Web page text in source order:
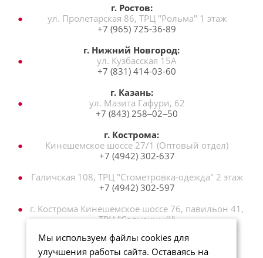
Мы используем файлы cookies для
улучшения работы сайта. Оставаясь на
г. Ростов:
ул. Пролетарская 86, ТРЦ "Рольма" 1 этаж
+7 (965) 725-36-89
г. Нижний Новгород:
ул. Кузбасская 15А
+7 (831) 414-03-60
г. Казань:
ул. Мазита Гафури, 62
+7 (843) 258‒02‒50
г. Кострома:
Кинешемское шоссе 27/1 (Оптовый отдел)
+7 (4942) 302-637
Галичская 108, ТРЦ "Стометровка-одежда" 2 этаж
+7 (4942) 302-597
г. Кострома Кинешемское шоссе 76, павильон 41,
ТРЦ "Солнечный"